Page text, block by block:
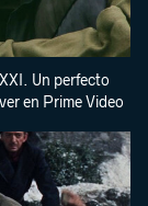
Un perfecto
en Prime Video